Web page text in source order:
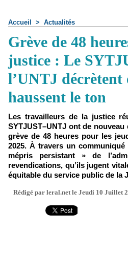
Accueil > Actualités
Grève de 48
justice : Le
l’UNTJ décrètent
haussent le ton
Les travailleurs de la justice
SYTJUST–UNTJ ont de
grève de 48 heures pour les
2025. À travers un
mépris persistant » de
revendications, qu’ils jugent
équitable du service public de la
Rédigé par leral.net le Jeudi 10 Juillet